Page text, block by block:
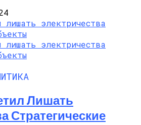
Лишать
Стратегические